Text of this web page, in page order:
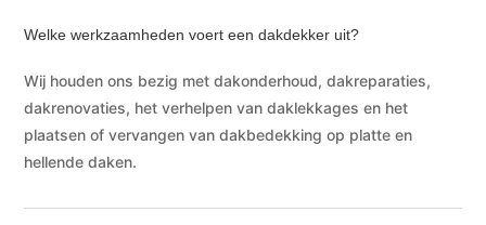
Welke werkzaamheden voert een dakdekker uit?
Wij houden ons bezig met dakonderhoud, dakreparaties,
dakrenovaties, het verhelpen van daklekkages en het
plaatsen of vervangen van dakbedekking op platte en
hellende daken.